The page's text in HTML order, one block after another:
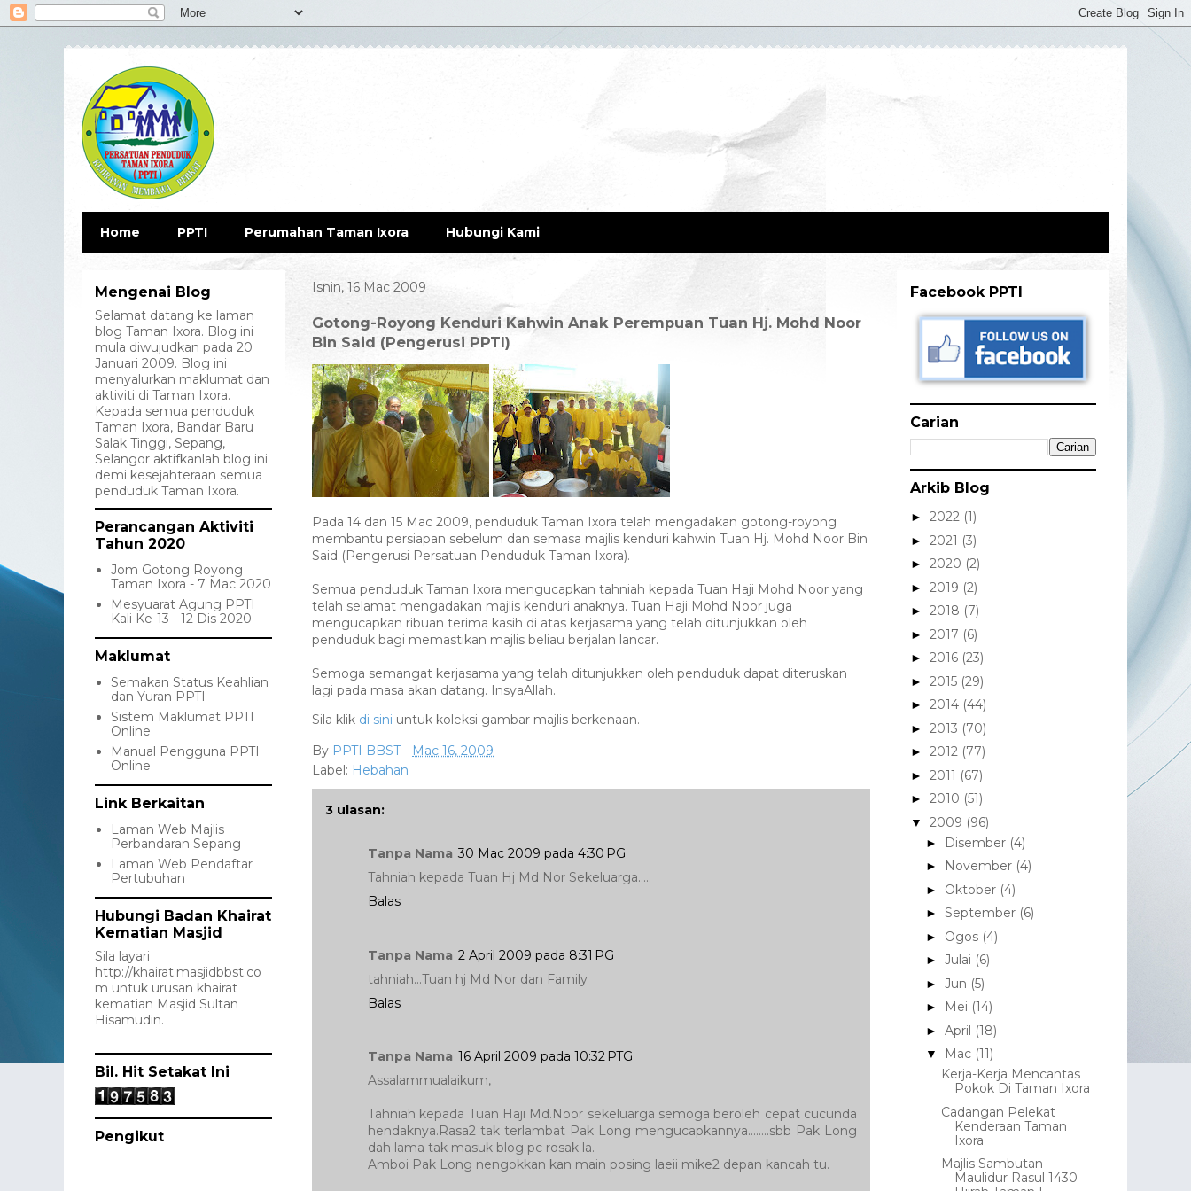
Home PPTI Perumahan Taman Ixora Hubungi Kami
Isnin, 16 Mac 2009
Gotong-Royong Kenduri Kahwin Anak Perempuan Tuan Hj. Mohd Noor
Bin Said (Pengerusi PPTI)
Pada 14 dan 15 Mac 2009, penduduk Taman Ixora telah mengadakan gotong-royong
membantu persiapan sebelum dan semasa majlis kenduri kahwin Tuan Hj. Mohd Noor Bin
Said (Pengerusi Persatuan Penduduk Taman Ixora).
Semua penduduk Taman Ixora mengucapkan tahniah kepada Tuan Haji Mohd Noor yang
telah selamat mengadakan majlis kenduri anaknya. Tuan Haji Mohd Noor juga
mengucapkan ribuan terima kasih di atas kerjasama yang telah ditunjukkan oleh
penduduk bagi memastikan majlis beliau berjalan lancar.
Semoga semangat kerjasama yang telah ditunjukkan oleh penduduk dapat diteruskan
lagi pada masa akan datang. InsyaAllah.
Sila klik di sini untuk koleksi gambar majlis berkenaan.
By PPTI BBST - Mac 16, 2009
Label: Hebahan
3 ulasan:
Tanpa Nama 30 Mac 2009 pada 4:30 PG
Tahniah kepada Tuan Hj Md Nor Sekeluarga.....
Balas
Tanpa Nama 2 April 2009 pada 8:31 PG
tahniah...Tuan hj Md Nor dan Family
Balas
Tanpa Nama 16 April 2009 pada 10:32 PTG
Assalammualaikum,
Tahniah kepada Tuan Haji Md.Noor sekeluarga semoga beroleh cepat cucunda
hendaknya.Rasa2 tak terlambat Pak Long mengucapkannya........sbb Pak Long
dah lama tak masuk blog pc rosak la.
Amboi Pak Long nengokkan kan main posing laeii mike2 depan kancah tu.
Mengenai Blog
Selamat datang ke laman
blog Taman Ixora. Blog ini
mula diwujudkan pada 20
Januari 2009. Blog ini
menyalurkan maklumat dan
aktiviti di Taman Ixora.
Kepada semua penduduk
Taman Ixora, Bandar Baru
Salak Tinggi, Sepang,
Selangor aktifkanlah blog ini
demi kesejahteraan semua
penduduk Taman Ixora.
Perancangan Aktiviti
Tahun 2020
Jom Gotong Royong
Taman Ixora - 7 Mac 2020
Mesyuarat Agung PPTI
Kali Ke-13 - 12 Dis 2020
Maklumat
Semakan Status Keahlian
dan Yuran PPTI
Sistem Maklumat PPTI
Online
Manual Pengguna PPTI
Online
Link Berkaitan
Laman Web Majlis
Perbandaran Sepang
Laman Web Pendaftar
Pertubuhan
Hubungi Badan Khairat
Kematian Masjid
Sila layari
http://khairat.masjidbbst.co
m untuk urusan khairat
kematian Masjid Sultan
Hisamudin.
Bil. Hit Setakat Ini
Pengikut
Facebook PPTI
Carian
Arkib Blog
► 2022 (1)
► 2021 (3)
► 2020 (2)
► 2019 (2)
► 2018 (7)
► 2017 (6)
► 2016 (23)
► 2015 (29)
► 2014 (44)
► 2013 (70)
► 2012 (77)
► 2011 (67)
► 2010 (51)
▼ 2009 (96)
► Disember (4)
► November (4)
► Oktober (4)
► September (6)
► Ogos (4)
► Julai (6)
► Jun (5)
► Mei (14)
► April (18)
▼ Mac (11)
Kerja-Kerja Mencantas
Pokok Di Taman Ixora
Cadangan Pelekat
Kenderaan Taman
Ixora
Majlis Sambutan
Maulidur Rasul 1430